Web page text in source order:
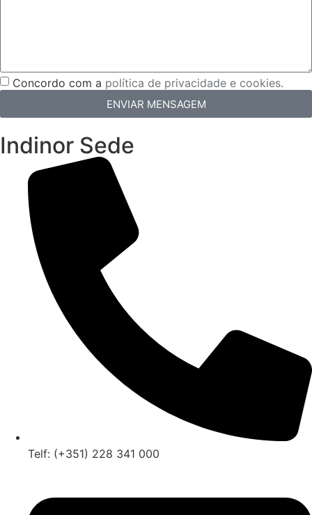
Concordo com a política de privacidade e cookies.
ENVIAR MENSAGEM
Indinor Sede
Telf: (+351) 228 341 000